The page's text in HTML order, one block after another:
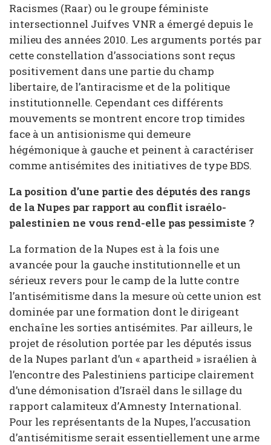
Racismes (Raar) ou le groupe féministe
intersectionnel Juifves VNR a émergé depuis le
milieu des années 2010. Les arguments portés par
cette constellation d’associations sont reçus
positivement dans une partie du champ
libertaire, de l’antiracisme et de la politique
institutionnelle. Cependant ces différents
mouvements se montrent encore trop timides
face à un antisionisme qui demeure
hégémonique à gauche et peinent à caractériser
comme antisémites des initiatives de type BDS.
La position d’une partie des députés des rangs
de la Nupes par rapport au conflit israélo-
palestinien ne vous rend-elle pas pessimiste ?
La formation de la Nupes est à la fois une
avancée pour la gauche institutionnelle et un
sérieux revers pour le camp de la lutte contre
l’antisémitisme dans la mesure où cette union est
dominée par une formation dont le dirigeant
enchaîne les sorties antisémites. Par ailleurs, le
projet de résolution portée par les députés issus
de la Nupes parlant d’un « apartheid » israélien à
l’encontre des Palestiniens participe clairement
d’une démonisation d’Israël dans le sillage du
rapport calamiteux d’Amnesty International.
Pour les représentants de la Nupes, l’accusation
d’antisémitisme serait essentiellement une arme